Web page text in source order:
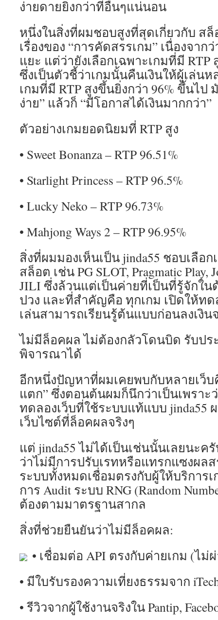
ง่ายดายยิ่งกว่าที่อื่นๆแน่นอน
หนึ่งในสิ่งที่ผมชอบสูงที่สุดเกี่ยวกับ ส
เรื่องของ “การคัดสรรเกม” เนื่องจาก
แยะ แต่ว่ายังเลือกเฉพาะเกมที่มี RTP
ซึ่งเป็นตัวชี้ว่าเกมนั้นคืนเงินให้ผู้เล่น
เกมที่มี RTP สูงขึ้นยิ่งกว่า 96% ขึ้นไป
ง่าย” แล้วก็ “มีโอกาสได้เงินมากกว่า”
ตัวอย่างเกมยอดนิยมที่ RTP สูง
• Sweet Bonanza – RTP 96.51%
• Starlight Princess – RTP 96.5%
• Lucky Neko – RTP 96.73%
• Mahjong Ways 2 – RTP 96.95%
สิ่งที่ผมมองเห็นเป็น jinda55 ชอบเลือ
สล็อต เช่น PG SLOT, Pragmatic Play,
JILI ซึ่งล้วนแต่เป็นค่ายที่เป็นที่รู้จักใน
ปวง และที่สำคัญคือ ทุกเกม เปิดให้ท
เล่นสามารถเรียนรู้ต้นแบบก่อนลงเงิน
ไม่มีล็อคผล ไม่ต้องกลัวโดนบิด รับปร
พิจารณาได้
อีกหนึ่งปัญหาที่ผมเคยพบกับหลายเว็บ
แตก” ซึ่งตอนต้นผมก็นึกว่าเป็นเพราะ
ทดลองเว็บที่ใช้ระบบแท้แบบ jinda55
เว็บไซต์ที่ล็อคผลจริงๆ
แต่ jinda55 ไม่ได้เป็นเช่นนั้นเลยนะค
ว่าไม่มีการปรับเรทหรือแทรกแซงผลส
ระบบทั้งหมดเชื่อมตรงกับผู้ให้บริการ
การ Audit ระบบ RNG (Random
ต้องตามมาตรฐานสากล
สิ่งที่ช่วยยืนยันว่าไม่มีล็อคผล:
• เชื่อมต่อ API ตรงกับค่ายเกม (ไม่
• มีใบรับรองความเที่ยงธรรมจาก
• รีวิวจากผู้ใช้งานจริงใน Pantip,